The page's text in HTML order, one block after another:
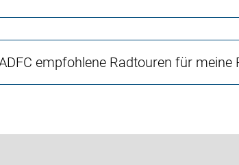
empfohlene Radtouren für meine